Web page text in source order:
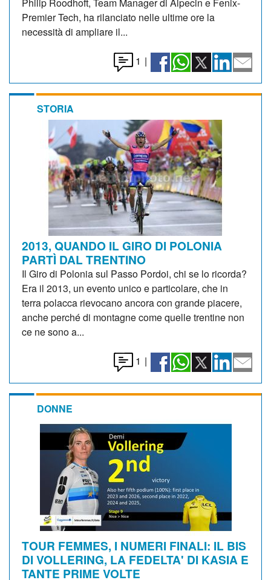
Premier Tech, ha rilanciato nelle ultime ore la
necessità di ampliare il...
1 |
STORIA
2013, QUANDO IL GIRO DI POLONIA
PARTÌ DAL TRENTINO
Il Giro di Polonia sul Passo Pordoi, chi se lo ricorda?
Era il 2013, un evento unico e particolare, che in
terra polacca rievocano ancora con grande piacere,
anche perché di montagne come quelle trentine non
ce ne sono a...
1 |
DONNE
TOUR FEMMES, I NUMERI FINALI: IL BIS
DI VOLLERING, LA FEDELTA' DI KASIA E
TANTE PRIME VOLTE